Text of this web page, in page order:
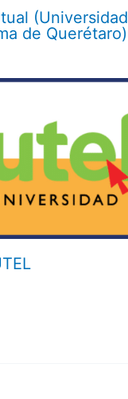
(Universidad
de Querétaro)